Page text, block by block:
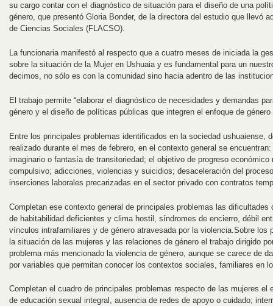
su cargo contar con el diagnóstico de situación para el diseño de una
género, que presentó Gloria Bonder, de la directora del estudio que llevó
de Ciencias Sociales (FLACSO).
La funcionaria manifestó al respecto que a cuatro meses de iniciada la
sobre la situación de la Mujer en Ushuaia y es fundamental para un
decimos, no sólo es con la comunidad sino hacia adentro de las
El trabajo permite “elaborar el diagnóstico de necesidades y demandas
género y el diseño de políticas públicas que integren el enfoque de
Entre los principales problemas identificados en la sociedad ushuaiense,
realizado durante el mes de febrero, en el contexto general se
imaginario o fantasía de transitoriedad; el objetivo de progreso
compulsivo; adicciones, violencias y suicidios; desaceleración del
inserciones laborales precarizadas en el sector privado con contratos
Completan ese contexto general de principales problemas las
de habitabilidad deficientes y clima hostil, síndromes de encierro, débil
vínculos intrafamiliares y de género atravesada por la violencia.Sobre los
la situación de las mujeres y las relaciones de género el trabajo dirigido
problema más mencionado la violencia de género, aunque se carece de
por variables que permitan conocer los contextos sociales, familiares en
Completan el cuadro de principales problemas respecto de las mujeres el
de educación sexual integral, ausencia de redes de apoyo o cuidado;